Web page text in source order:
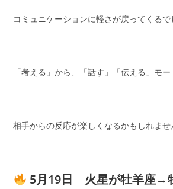
コミュニケーションに軽さが戻ってくるで
「考える」から、「話す」「伝える」モー
相手からの反応が楽しくなるかもしれませ
5月19日 火星が牡羊座→